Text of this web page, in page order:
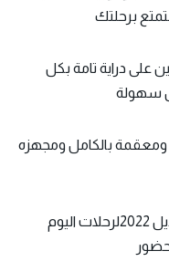
برحلتك
على دراية تامة بكل
سهولة
مكيفه ومعقمة بالكامل ومجهزه
لذلك استئجار اتوبيس تويوتا كوستر موديل 2022لرحلات اليوم